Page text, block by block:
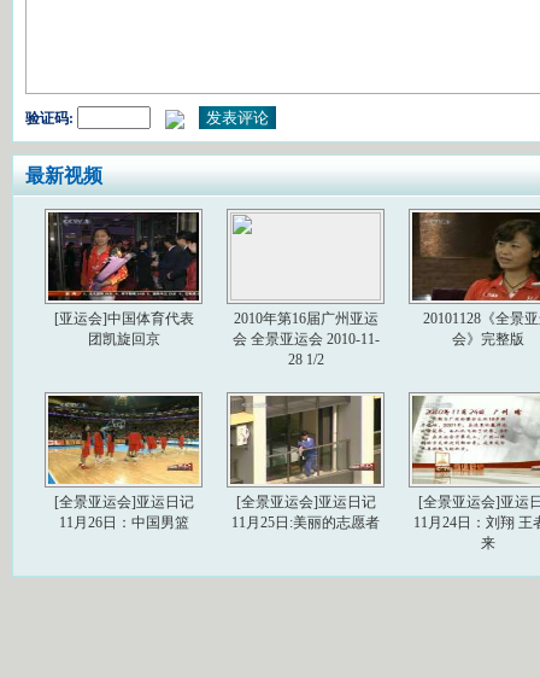
验证码:
最新视频
[亚运会]中国体育代表
团凯旋回京
2010年第16届广州亚运
会 全景亚运会 2010-11-
28 1/2
20101128《全景
会》完整版
[全景亚运会]亚运日记
11月26日：中国男篮
[全景亚运会]亚运日记
11月25日:美丽的志愿者
[全景亚运会]亚运
11月24日：刘翔 王
来